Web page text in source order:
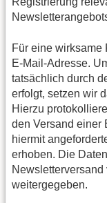
Für eine
E-Mail-Adresse.
tatsächlich durch
erfolgt, setzen wir
Hierzu
den Versand einer
hiermit
erhoben. Die
weitergegeben.